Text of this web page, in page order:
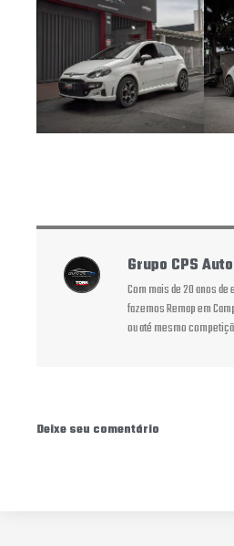
Grupo CPS Auto
Com mais de 20 anos
fazemos Remap em
ou até mesmo
Deixe seu comentário